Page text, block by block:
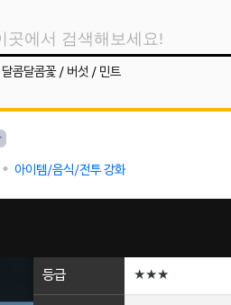
달콤달콤꽃/ 버섯 / 민트
아이템/음식/전투 강화
등급 ★★★